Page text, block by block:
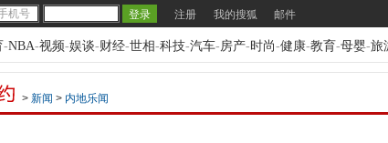
注册 我的搜狐 邮件
-NBA-视频-娱谈-财经-世相-科技-汽车-房产-时尚-健康-教育-母婴-旅
> 新闻 > 内地乐闻